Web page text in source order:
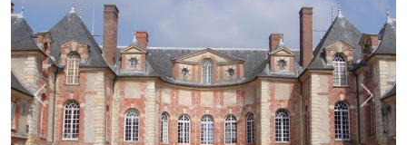
Previous Next